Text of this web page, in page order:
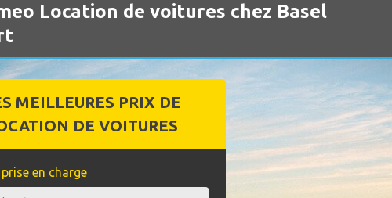
Location de voitures chez Basel
MEILLEURES PRIX DE
DE VOITURES
en charge